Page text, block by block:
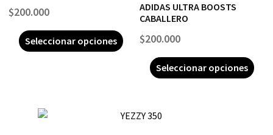
$200.000
Seleccionar opciones
ADIDAS ULTRA BOOSTS
CABALLERO
$200.000
Seleccionar opciones